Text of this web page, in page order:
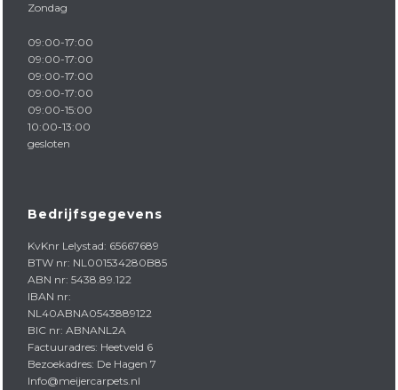
Zondag
09:00-17:00
09:00-17:00
09:00-17:00
09:00-17:00
09:00-15:00
10:00-13:00
gesloten
Bedrijfsgegevens
KvKnr Lelystad: 65667689
BTW nr: NL001534280B85
ABN nr: 5438.89.122
IBAN nr:
NL40ABNA0543889122
BIC nr: ABNANL2A
Factuuradres: Heetveld 6
Bezoekadres: De Hagen 7
Info@meijercarpets.nl